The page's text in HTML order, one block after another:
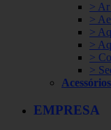
>
>
>
>
>
>
EMPRESA